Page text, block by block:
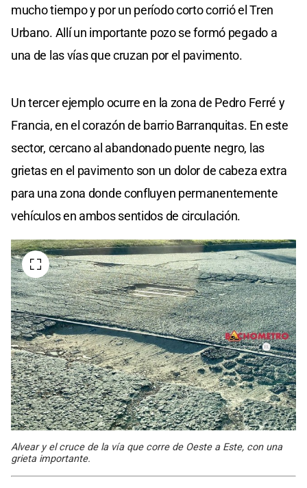
mucho tiempo y por un período corto corrió el Tren
Urbano. Allí un importante pozo se formó pegado a
una de las vías que cruzan por el pavimento.
Un tercer ejemplo ocurre en la zona de Pedro Ferré y
Francia, en el corazón de barrio Barranquitas. En este
sector, cercano al abandonado puente negro, las
grietas en el pavimento son un dolor de cabeza extra
para una zona donde confluyen permanentemente
vehículos en ambos sentidos de circulación.
Alvear y el cruce de la vía que corre de Oeste a Este, con una
grieta importante.